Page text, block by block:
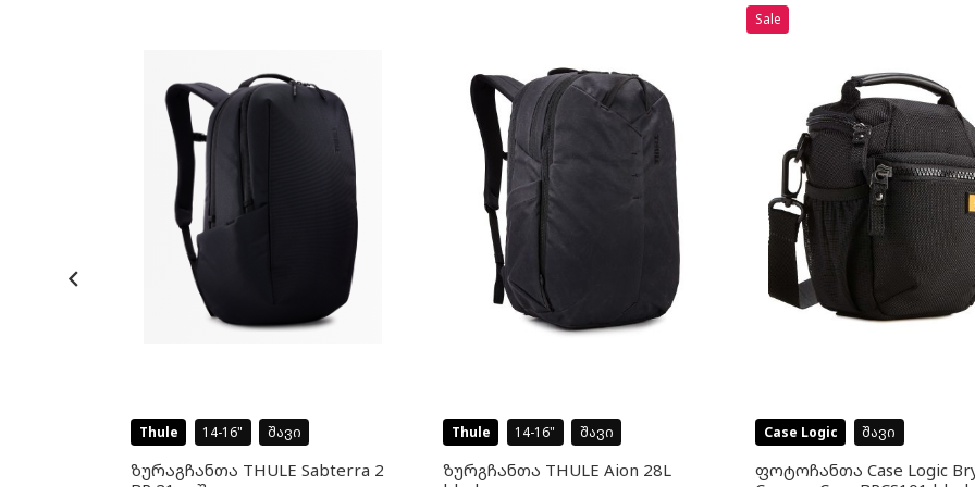
Thule 14-16 შავი
ზურაგჩანთა THULE Sabterra 2
Thule 14-16 შავი
ზურგჩანთა THULE Aion 28L
Sale
Case Logic შავი
ფოტოჩანთა Case Logic